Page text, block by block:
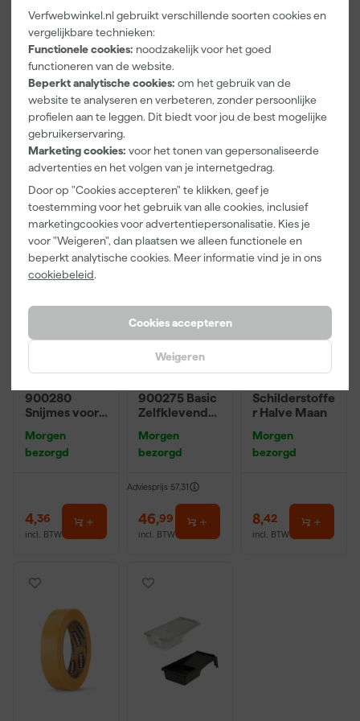
Verfwebwinkel.nl gebruikt verschillende soorten cookies en
vergelijkbare technieken:
Functionele cookies: noodzakelijk voor het goed
functioneren van de website.
Beperkt analytische cookies: om het gebruik van de
website te analyseren en verbeteren, zonder persoonlijke
profielen aan te leggen. Dit biedt voor jou de best mogelijke
gebruikerservaring.
Marketing cookies: voor het tonen van gepersonaliseerde
advertenties en het volgen van je internetgedrag.
Door op "Cookies accepteren" te klikken, geef je
toestemming voor het gebruik van alle cookies, inclusief
marketingcookies voor advertentiepersonalisatie. Kies je
voor "Weigeren", dan plaatsen we alleen functionele en
beperkt analytische cookies. Meer informatie vind je in ons
cookiebeleid.
Cookies accepteren
Weigeren
Kip 336-30
Afdekpapier
Zonder Tape -
50m
Morgen
bezorgd
6,00
Kip Tape 335-
95 Kunststof
Dispenser -
110mm
Morgen
bezorgd
2,00
12 Dispenser
met Masking
Tape - 350mm
Morgen
bezorgd
90,
900280
Snijmes voor
afdekvlies
Morgen
bezorgd
4,36
incl. BTW
900275 Basic
Zelfklevend
25 x 1m
Morgen
bezorgd
Adviesprijs 57,31
46,99
incl. BTW
Schilderstoffe
r Halve Maan
Morgen
bezorgd
8,42
incl. BTW